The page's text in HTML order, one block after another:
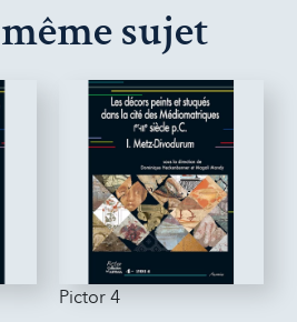
sujet
Pictor 4